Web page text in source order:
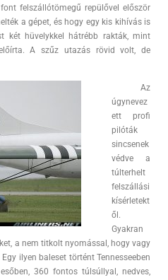
felszállótömegű repülővel először
a gépet, és hogy egy kis kihívás is
két hüvelykkel hátrébb rakták, mint
A szűz utazás rövid volt, de
Az
úgynevez
ett profi
pilóták
sincsenek
védve a
túlterhelt
felszállási
kísérletekt
ől.
Gyakran
a nem titkolt nyomással, hogy vagy
ilyen baleset történt Tennesseeben
360 fontos túlsúllyal, nedves,